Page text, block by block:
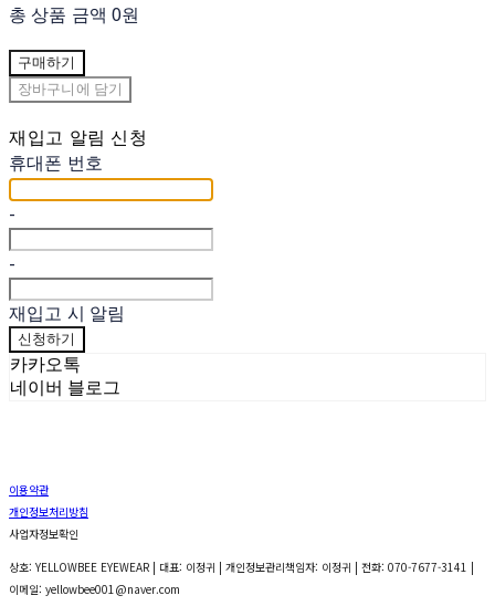
총 상품 금액 0원
구매하기
장바구니에 담기
재입고 알림 신청
휴대폰 번호
-
-
재입고 시 알림
신청하기
카카오톡
네이버 블로그
이용약관
개인정보처리방침
사업자정보확인
상호: YELLOWBEE EYEWEAR | 대표: 이정귀 | 개인정보관리책임자: 이정귀 | 전화: 070-7677-3141 |
이메일: yellowbee001@naver.com